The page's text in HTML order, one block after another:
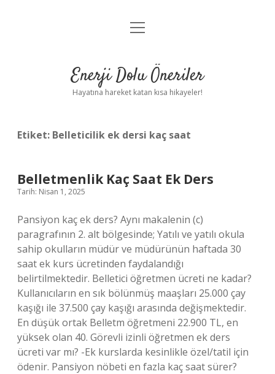
Anasayfa
Yasal Uyarı
menüyü
Enerji Dolu Öneriler
Hayatına hareket katan kısa hikayeler!
Etiket: Belleticilik ek dersi kaç saat
Belletmenlik Kaç Saat Ek Ders
Tarih: Nisan 1, 2025
Pansiyon kaç ek ders? Aynı makalenin (c)
paragrafının 2. alt bölgesinde; Yatılı ve yatılı okula
sahip okulların müdür ve müdürünün haftada 30
saat ek kurs ücretinden faydalandığı
belirtilmektedir. Belletici öğretmen ücreti ne kadar?
Kullanıcıların en sık bölünmüş maaşları 25.000 çay
kaşığı ile 37.500 çay kaşığı arasında değişmektedir.
En düşük ortak Belletm öğretmeni 22.900 TL, en
yüksek olan 40. Görevli izinli öğretmen ek ders
ücreti var mı? -Ek kurslarda kesinlikle özel/tatil için
ödenir. Pansiyon nöbeti en fazla kaç saat sürer?